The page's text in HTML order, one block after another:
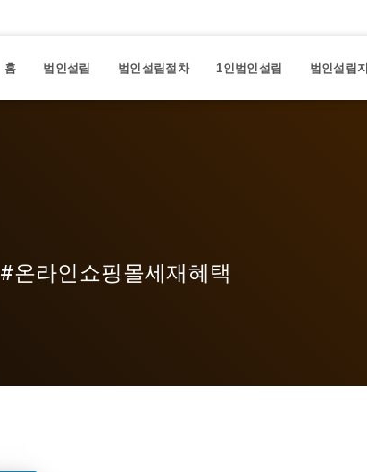
홈 법인설립 법인설립절차 1인법인설립 법인설립
#온라인쇼핑몰세재혜택